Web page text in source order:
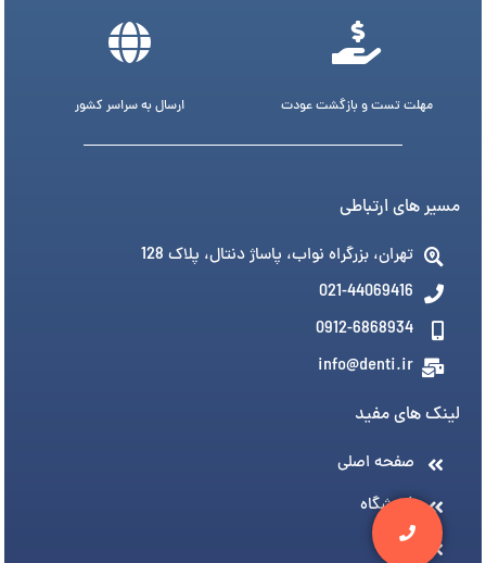
مهلت تست و بازگشت عودت ارسال به سراسر کشور
مسیر های ارتباطی
تهران، بزرگراه نواب، پاساژ دنتال، پلاک 128
021-44069416
0912-6868934
info@denti.ir
لینک های مفید
صفحه اصلی
فروشگاه
وبلاگ